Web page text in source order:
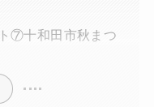
⑦十和田市秋まつ